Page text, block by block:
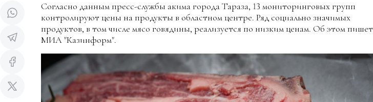
Согласно данным пресс-службы акима города Тараза, 13 мониторинговых групп
контролируют цены на продукты в областном центре. Ряд социально значимых
продуктов, в том числе мясо говядины, реализуется по низким ценам. Об этом пишет
МИА "Казинформ".